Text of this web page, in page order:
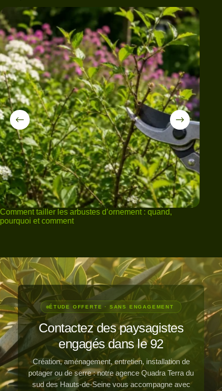
: quand,
15 plantes pour créer un massif facile à
ÉTUDE OFFERTE · SANS ENGAGEMENT
Contactez des paysagistes
engagés dans le 92
Création, aménagement, entretien, installation de
potager ou de serre : notre agence Quadra Terra du
sud des Hauts-de-Seine vous accompagne avec